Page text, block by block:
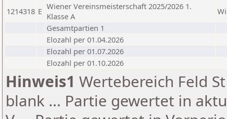
1214318 E Wiener Vereinsmeisterschaft 2025/2026 1.
Klasse A
Gesamtpartien 1
Elozahl per 01.04.2026
Elozahl per 01.07.2026
Elozahl per 01.10.2026
Hinweis1 Wertebereich Feld
blank ... Partie gewertet in